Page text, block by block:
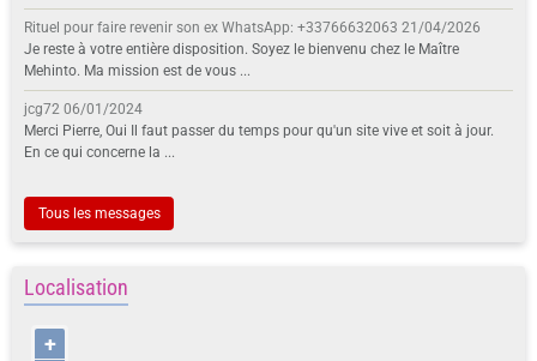
Rituel pour faire revenir son ex WhatsApp: +33766632063 21/04/2026
Je reste à votre entière disposition. Soyez le bienvenu chez le Maître
Mehinto. Ma mission est de vous ...
jcg72 06/01/2024
Merci Pierre, Oui Il faut passer du temps pour qu'un site vive et soit à jour.
En ce qui concerne la ...
Tous les messages
Localisation
+